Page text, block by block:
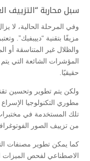
سبل محاربة “التزييف
وفي المرحلة الحالية، لا
مزيفًا بتقنية “دييبفيك”.
والظلال غير المتناسقة
المؤشرات الشائعة التي
حقيقيًا.
ولكن يتم تطوير وتحسين
مطوري التكنولوجيا
تلك المستخدمة في
من تزييف الصور
كما يمكن تطوير مصنفات
الاصطناعي لفحص الميزات